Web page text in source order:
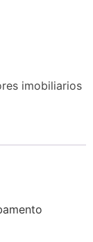
imobiliarios